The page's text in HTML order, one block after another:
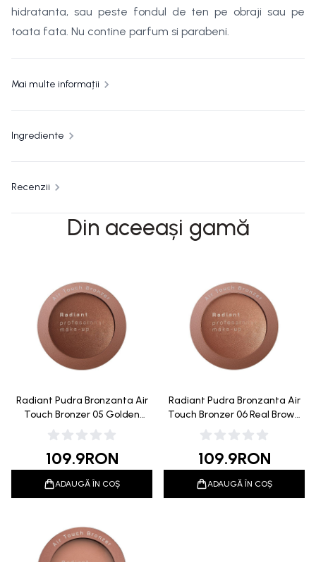
hidratanta, sau peste fondul de ten pe obraji sau pe
toata fata. Nu contine parfum si parabeni.
Mai multe informații
Ingrediente
Recenzii
Din aceeași gamă
Radiant Pudra Bronzanta Air
Touch Bronzer 05 Golden
Brown 10g
109.9RON
ADAUGĂ ÎN COȘ
Radiant Pudra Bronzanta Air
Touch Bronzer 06 Real Brown
10g
109.9RON
ADAUGĂ ÎN COȘ